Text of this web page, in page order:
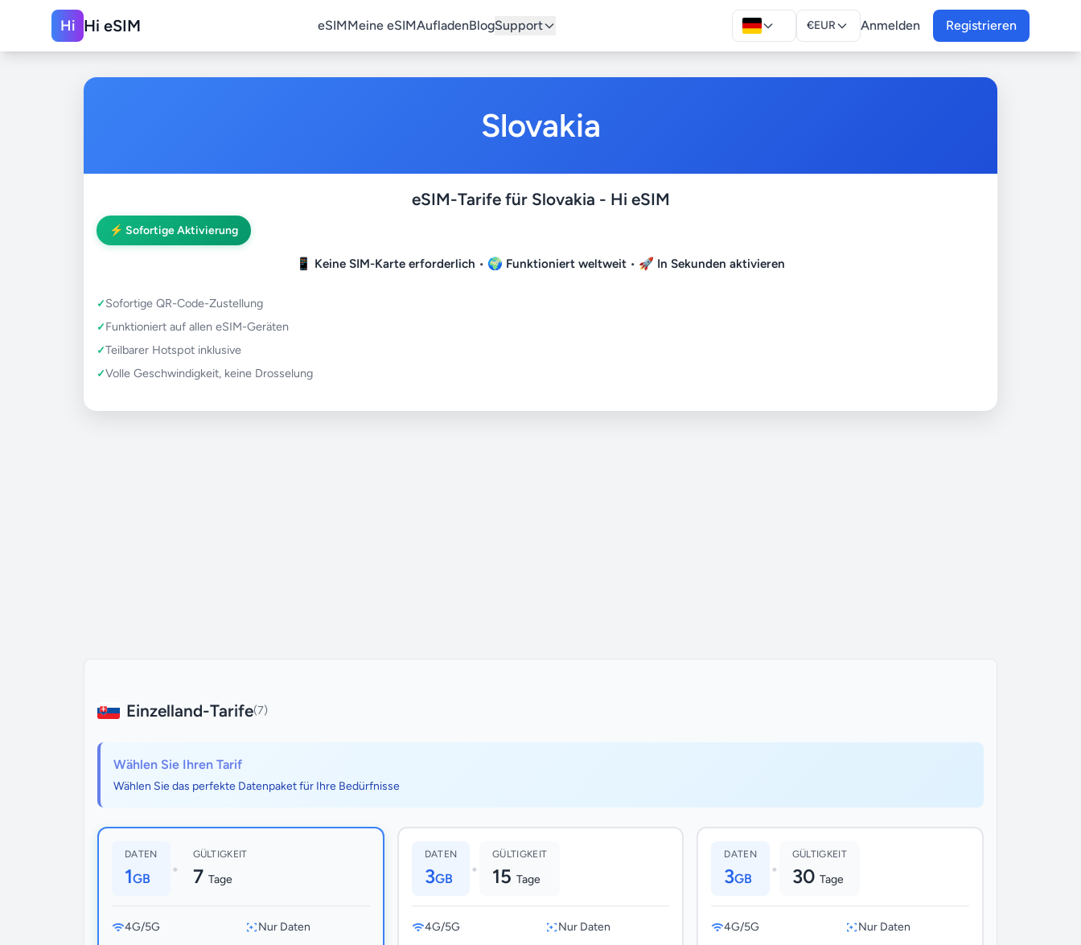
Hi Hi eSIM eSIMMeine eSIMAufladenBlogSupport €EUR Anmelden Registrieren
Slovakia
eSIM-Tarife für Slovakia - Hi eSIM
⚡ Sofortige Aktivierung
📱 Keine SIM-Karte erforderlich • 🌍 Funktioniert weltweit • 🚀 In Sekunden aktivieren
Sofortige QR-Code-Zustellung
Funktioniert auf allen eSIM-Geräten
Teilbarer Hotspot inklusive
Volle Geschwindigkeit, keine Drosselung
Einzelland-Tarife(7)
Wählen Sie Ihren Tarif
Wählen Sie das perfekte Datenpaket für Ihre Bedürfnisse
DATEN
1GB •
GÜLTIGKEIT
7 Tage
4G/5G
Nur Daten
DATEN
3GB •
GÜLTIGKEIT
15Tage
4G/5G
Nur Daten
DATEN
3GB •
GÜLTIGKEIT
30 Tage
4G/5G
Nur Daten